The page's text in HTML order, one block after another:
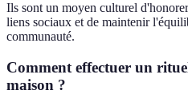
Ils sont un moyen culturel
liens sociaux et de maintenir
communauté.
Comment effectuer un
maison ?